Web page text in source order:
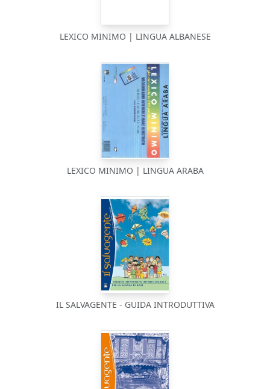
LEXICO MINIMO | LINGUA ALBANESE
LEXICO MINIMO | LINGUA ARABA
IL SALVAGENTE - GUIDA INTRODUTTIVA